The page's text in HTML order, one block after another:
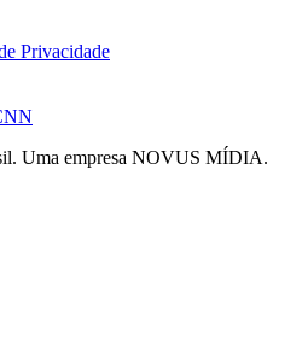
Privacidade
Uma empresa NOVUS MÍDIA.